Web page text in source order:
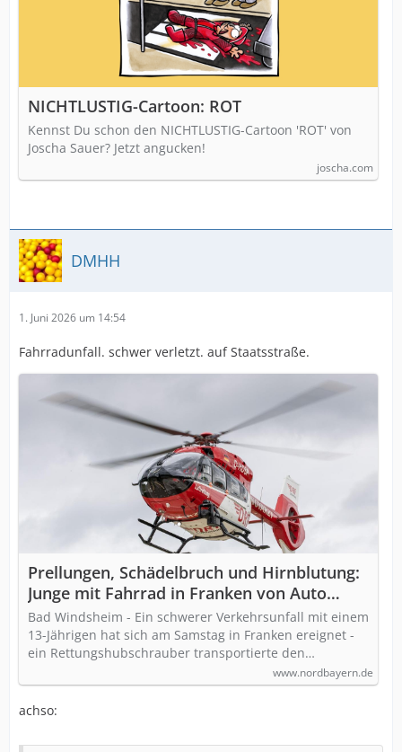
NICHTLUSTIG-Cartoon: ROT
Kennst Du schon den NICHTLUSTIG-Cartoon 'ROT' von
Joscha Sauer? Jetzt angucken!
joscha.com
DMHH
1. Juni 2026 um 14:54
Fahrradunfall. schwer verletzt. auf Staatsstraße.
Prellungen, Schädelbruch und Hirnblutung:
Junge mit Fahrrad in Franken von Auto
erfasst und schwer verletzt -
Rettungshubschrauber war im Einsatz
Bad Windsheim - Ein schwerer Verkehrsunfall mit einem
13-Jährigen hat sich am Samstag in Franken ereignet -
ein Rettungshubschrauber transportierte den…
www.nordbayern.de
achso: